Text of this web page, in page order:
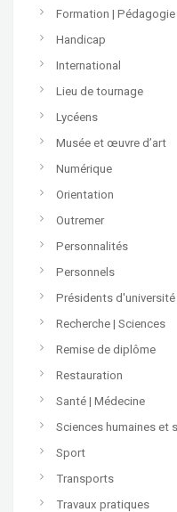
Formation | Pédagogie
Handicap
International
Lieu de tournage
Lycéens
Musée et œuvre d’art
Numérique
Orientation
Outremer
Personnalités
Personnels
Présidents d'université
Recherche | Sciences
Remise de diplôme
Restauration
Santé | Médecine
Sciences humaines et
Sport
Transports
Travaux pratiques